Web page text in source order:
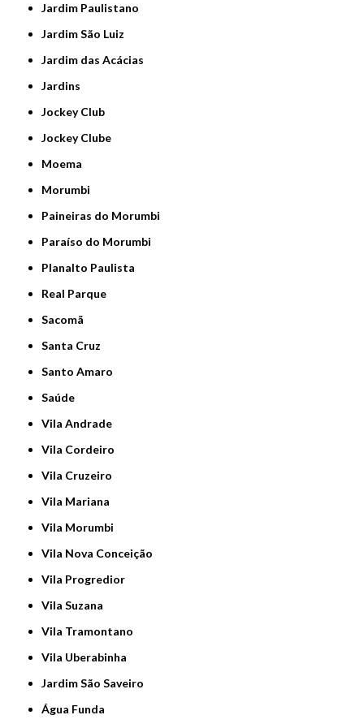
Jardim Paulistano
Jardim São Luiz
Jardim das Acácias
Jardins
Jockey Club
Jockey Clube
Moema
Morumbi
Paineiras do Morumbi
Paraíso do Morumbi
Planalto Paulista
Real Parque
Sacomã
Santa Cruz
Santo Amaro
Saúde
Vila Andrade
Vila Cordeiro
Vila Cruzeiro
Vila Mariana
Vila Morumbi
Vila Nova Conceição
Vila Progredior
Vila Suzana
Vila Tramontano
Vila Uberabinha
jardim São Saveiro
Água Funda